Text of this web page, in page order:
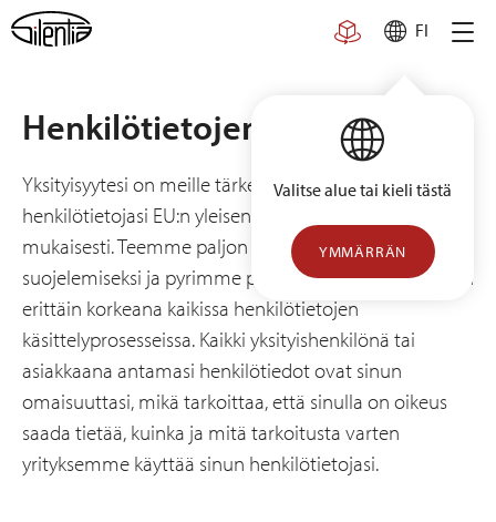
Skip
to
FI
Valitse alue tai kieli tästä
YMMÄRRÄN
Henkilötietojen käsittely
Yksityisyytesi on meille tärkeää ja käsittelemme
henkilötietojasi EU:n yleisen tietosuoja-asetuksen
mukaisesti. Teemme paljon työtä yksityisyytesi
suojelemiseksi ja pyrimme pitämään turvallisuustason
erittäin korkeana kaikissa henkilötietojen
käsittelyprosesseissa. Kaikki yksityishenkilönä tai
asiakkaana antamasi henkilötiedot ovat sinun
omaisuuttasi, mikä tarkoittaa, että sinulla on oikeus
saada tietää, kuinka ja mitä tarkoitusta varten
yrityksemme käyttää sinun henkilötietojasi.